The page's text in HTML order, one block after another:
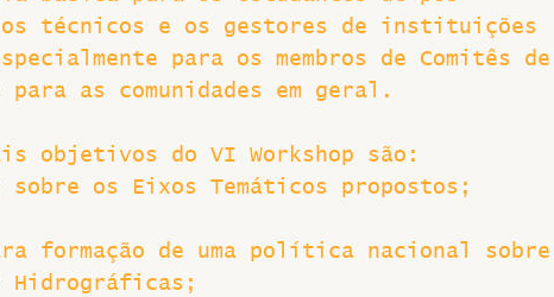
os técnicos e os gestores de instituições
para os membros de Comitês de
as comunidades em geral.
objetivos do VI Workshop são:
sobre os Eixos Temáticos propostos;
formação de uma política nacional sobre
Hidrográficas;